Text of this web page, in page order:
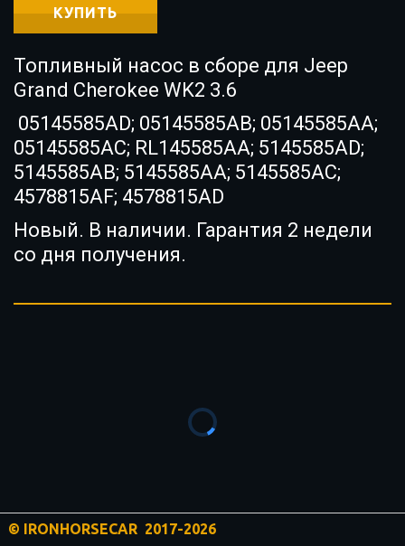
КУПИТЬ
Топливный насос в сборе для Jeep
Grand Cherokee WK2 3.6
05145585AD; 05145585AB; 05145585AA;
05145585AC; RL145585AA; 5145585AD;
5145585AB; 5145585AA; 5145585AC;
4578815AF; 4578815AD
Новый. В наличии. Гарантия 2 недели
со дня получения.
© IRONHORSECAR  2017-2026